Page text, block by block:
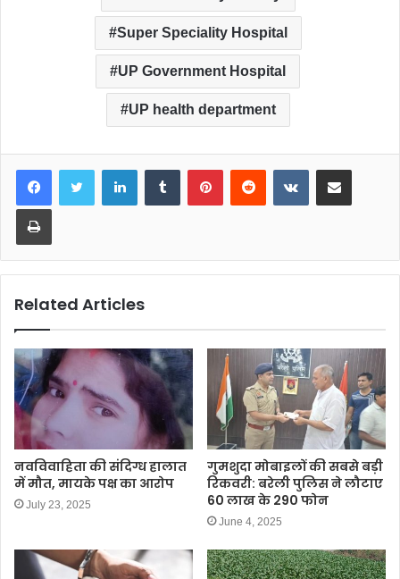
Super Speciality Hospital
UP Government Hospital
UP health department
LinkedInTumblr PinterestReddit VKontakteShare via Email
Print
Related Articles
नवविवाहिता की संदिग्ध हालात
में मौत, मायके पक्ष का आरोप
July 23, 2025
गुमशुदा मोबाइलों की सबसे बड़ी
रिकवरी: बरेली पुलिस ने लौटाए
60 लाख के 290 फोन
June 4, 2025